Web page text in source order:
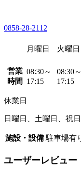
0858-28-2112
月曜日 火曜日
営業
時間
08:30～
17:15
08:30～
17:15
休業日
日曜日、土曜日、祝日
施設・設備 駐車場有
ユーザーレビュー